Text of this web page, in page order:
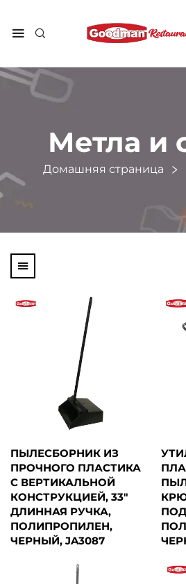
Метла и
Домашняя страница
ПЫЛЕСБОРНИК ИЗ
ПРОЧНОГО ПЛАСТИКА
С ВЕРТИКАЛЬНОЙ
КОНСТРУКЦИЕЙ, 33"
ДЛИННАЯ РУЧКА,
ПОЛИПРОПИЛЕН,
ЧЕРНЫЙ, JA3087